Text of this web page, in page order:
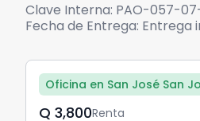
Clave Interna: PAO-057-
Fecha de Entrega: Entrega
Oficina en San José San
Q	3,800Renta